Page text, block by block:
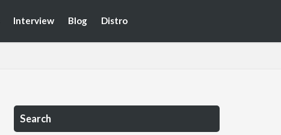
Interview Blog Distro
Search